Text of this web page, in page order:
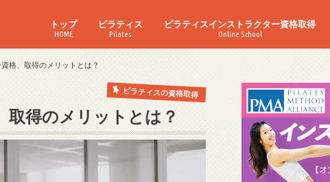
トップ
HOME
ピラティス
Pilates
ピラティスインストラクター資格取得
Online School
格、取得のメリットとは？
ピラティスの資格取得
取得のメリットとは？